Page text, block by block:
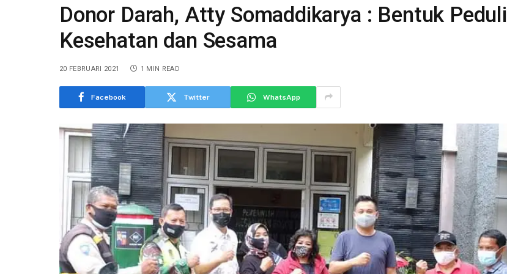
Donor Darah, Atty Somaddikarya : Bentuk Peduli
Kesehatan dan Sesama
20 FEBRUARI 2021 1 MIN READ
Facebook Twitter WhatsApp